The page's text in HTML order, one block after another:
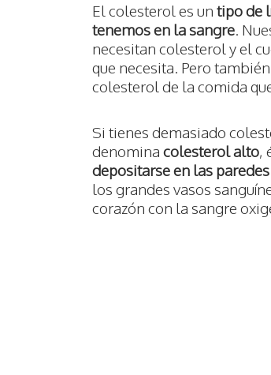
El colesterol es un tipo de
tenemos en la sangre.
necesitan colesterol y el
que necesita. Pero
colesterol de la comida
Si tienes demasiado
denomina colesterol alto,
depositarse en las
los grandes vasos
corazón con la sangre